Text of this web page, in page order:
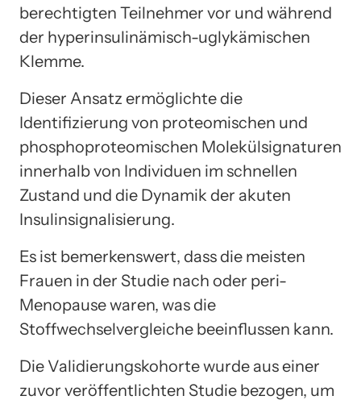
berechtigten Teilnehmer vor und während
der hyperinsulinämisch-uglykämischen
Klemme.
Dieser Ansatz ermöglichte die
Identifizierung von proteomischen und
phosphoproteomischen Molekülsignaturen
innerhalb von Individuen im schnellen
Zustand und die Dynamik der akuten
Insulinsignalisierung.
Es ist bemerkenswert, dass die meisten
Frauen in der Studie nach oder peri-
Menopause waren, was die
Stoffwechselvergleiche beeinflussen kann.
Die Validierungskohorte wurde aus einer
zuvor veröffentlichten Studie bezogen, um